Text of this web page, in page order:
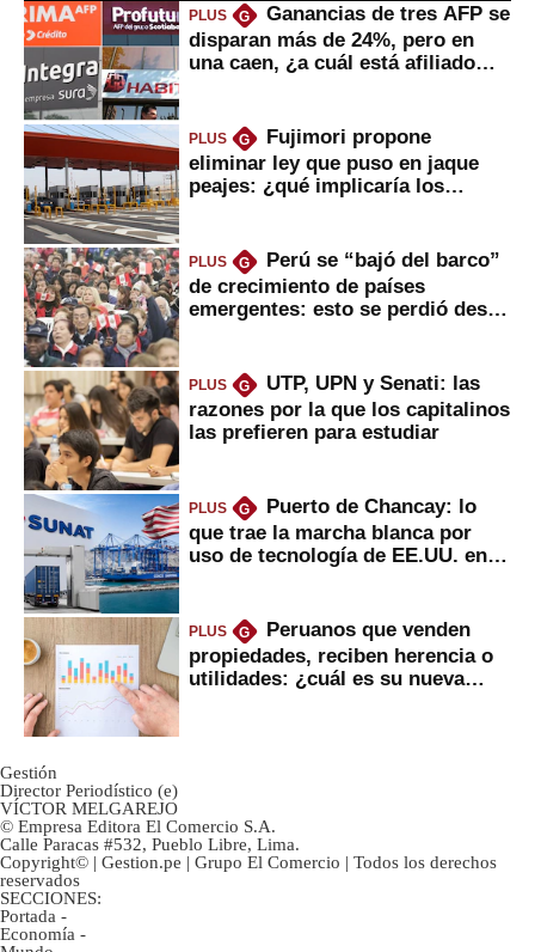
PLUS G
Ganancias de tres AFP se
disparan más de 24%, pero en
una caen, ¿a cuál está afiliado
PLUS G
Fujimori propone
eliminar ley que puso en jaque
peajes: ¿qué implicaría los
PLUS G
Perú se “bajó del barco”
de crecimiento de países
emergentes: esto se perdió desde
PLUS G
UTP, UPN y Senati: las
razones por la que los capitalinos
las prefieren para estudiar
PLUS G
Puerto de Chancay: lo
que trae la marcha blanca por
uso de tecnología de EE.UU. en
PLUS G
Peruanos que venden
propiedades, reciben herencia o
utilidades: ¿cuál es su nueva
Gestión
Director Periodístico (e)
VÍCTOR MELGAREJO
© Empresa Editora El Comercio S.A.
Calle Paracas #532, Pueblo Libre, Lima.
Copyright© | Gestion.pe | Grupo El Comercio | Todos los derechos
reservados
SECCIONES:
Portada -
Economía -